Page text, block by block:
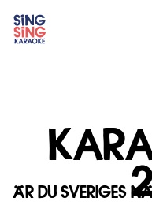
ÄR DU SVERIGES